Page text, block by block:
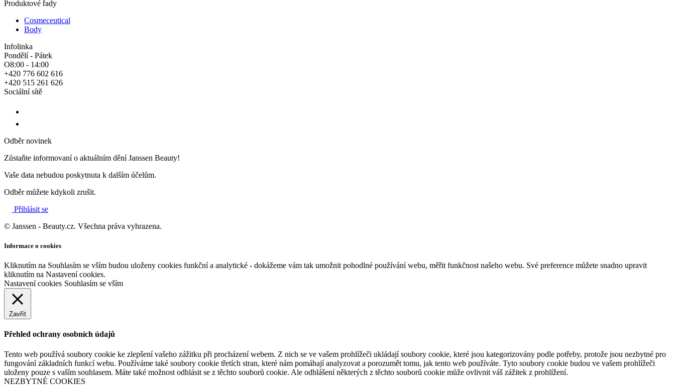
Produktové řady
Cosmeceutical
Body
Infolinka
Pondělí - Pátek
O8:00 - 14:00
+420 776 602 616
+420 515 261 626
Sociální sítě
Odběr novinek
Zůstaňte informovaní o aktuálním dění Janssen Beauty!
Vaše data nebudou poskytnuta k dalším účelům.
Odběr můžete kdykoli zrušit.
Přihlásit se
© Janssen - Beauty.cz. Všechna práva vyhrazena.
Informace o cookies
Kliknutím na Souhlasím se vším budou uloženy cookies funkční a analytické - dokážeme vám tak umožnit pohodlné používání webu, měřit funkčnost našeho webu. Své preference můžete snadno upravit
kliknutím na Nastavení cookies.
Nastavení cookies Souhlasím se vším
Zavřít
Přehled ochrany osobních údajů
Tento web používá soubory cookie ke zlepšení vašeho zážitku při procházení webem. Z nich se ve vašem prohlížeči ukládají soubory cookie, které jsou kategorizovány podle potřeby, protože jsou nezbytné pro
fungování základních funkcí webu. Používáme také soubory cookie třetích stran, které nám pomáhají analyzovat a porozumět tomu, jak tento web používáte. Tyto soubory cookie budou ve vašem prohlížeči
uloženy pouze s vaším souhlasem. Máte také možnost odhlásit se z těchto souborů cookie. Ale odhlášení některých z těchto souborů cookie může ovlivnit váš zážitek z prohlížení.
NEZBYTNÉ COOKIES